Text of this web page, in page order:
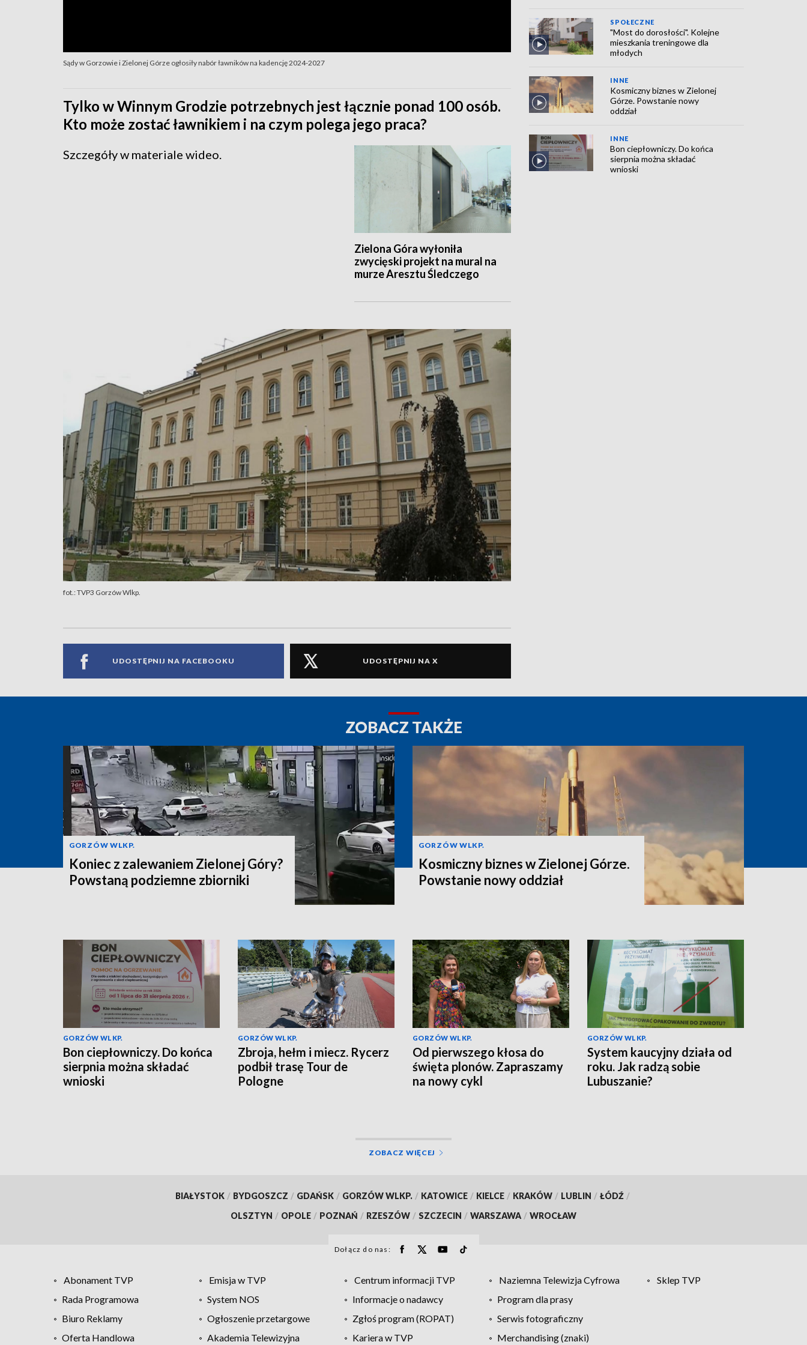
Sądy w Gorzowie i Zielonej Górze ogłosiły nabór ławników na kadencję 2024-2027
Tylko w Winnym Grodzie potrzebnych jest łącznie ponad 100 osób.
Kto może zostać ławnikiem i na czym polega jego praca?
Zielona Góra wyłoniła
zwycięski projekt na mural na
murze Aresztu Śledczego
Szczegóły w materiale wideo.
fot.: TVP3 Gorzów Wlkp.
UDOSTĘPNIJ NA FACEBOOKU UDOSTĘPNIJ NA X
SPOŁECZNE
"Most do dorosłości". Kolejne
mieszkania treningowe dla
młodych
INNE
Kosmiczny biznes w Zielonej
Górze. Powstanie nowy
oddział
INNE
Bon ciepłowniczy. Do końca
sierpnia można składać
wnioski
ZOBACZ TAKŻE
GORZÓW WLKP.
Koniec z zalewaniem Zielonej Góry?
Powstaną podziemne zbiorniki
GORZÓW WLKP.
Kosmiczny biznes w Zielonej Górze.
Powstanie nowy oddział
GORZÓW WLKP.
Bon ciepłowniczy. Do końca
sierpnia można składać
wnioski
GORZÓW WLKP.
Zbroja, hełm i miecz. Rycerz
podbił trasę Tour de
Pologne
GORZÓW WLKP.
Od pierwszego kłosa do
święta plonów. Zapraszamy
na nowy cykl
GORZÓW WLKP.
System kaucyjny działa od
roku. Jak radzą sobie
Lubuszanie?
ZOBACZ WIĘCEJ
BIAŁYSTOK / BYDGOSZCZ / GDAŃSK / GORZÓW WLKP. / KATOWICE / KIELCE / KRAKÓW / LUBLIN / ŁÓDŹ /
OLSZTYN / OPOLE / POZNAŃ / RZESZÓW / SZCZECIN / WARSZAWA / WROCŁAW
Dołącz do nas:
Abonament TVP Emisja w TVP Centrum informacji TVP Naziemna Telewizja Cyfrowa
Sklep TVP
Rada Programowa
System NOS Informacje o nadawcy
Program dla prasy
Biuro Reklamy
Ogłoszenie przetargowe Zgłoś program (ROPAT)
Serwis fotograficzny
Oferta Handlowa
Akademia Telewizyjna Kariera w TVP Merchandising (znaki)